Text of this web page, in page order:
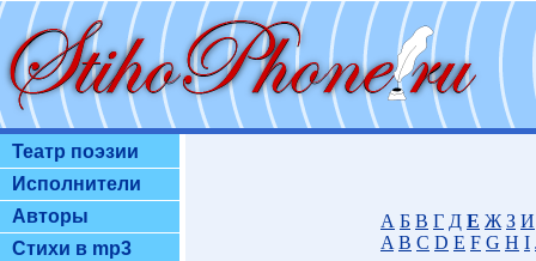
Театр поэзии
Исполнители
Авторы
Стихи в mp3
А Б В Г Д Е Ж З И
A B C D E F G H I